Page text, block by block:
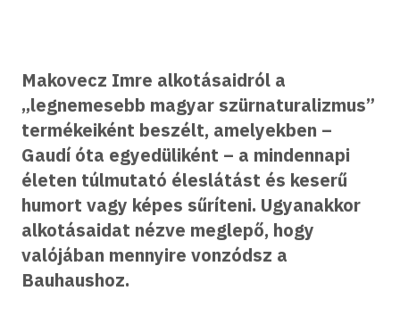
Makovecz Imre alkotásaidról a
„legnemesebb magyar szürnaturalizmus”
termékeiként beszélt, amelyekben –
Gaudí óta egyedüliként – a mindennapi
életen túlmutató éleslátást és keserű
humort vagy képes sűríteni. Ugyanakkor
alkotásaidat nézve meglepő, hogy
valójában mennyire vonzódsz a
Bauhaushoz.